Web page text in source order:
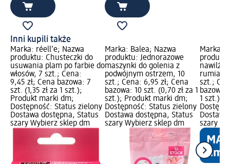
Inni kupili także
Marka: réell‘e; Nazwa
produktu: Chusteczki do
usuwania plam po farbie do
włosów, 7 szt.; Cena:
9,45 zł; Cena bazowa: 7
szt. (1,35 zł za 1 szt.);
Produkt marki dm;
Dostępność: Status zielony
Dostawa dostępna, Status
szary Wybierz sklep dm
Marka: Balea; Nazwa
produktu: Jednorazowe
maszynki do golenia z
podwójnym ostrzem, 10
szt.; Cena: 6,95 zł; Cena
bazowa: 10 szt. (0,70 zł za 1
szt.); Produkt marki dm;
Dostępność: Status zielony
Dostawa dostępna, Status
szary Wybierz sklep dm
Marka:
szt.;
bazowa:
1 szt.);
szary